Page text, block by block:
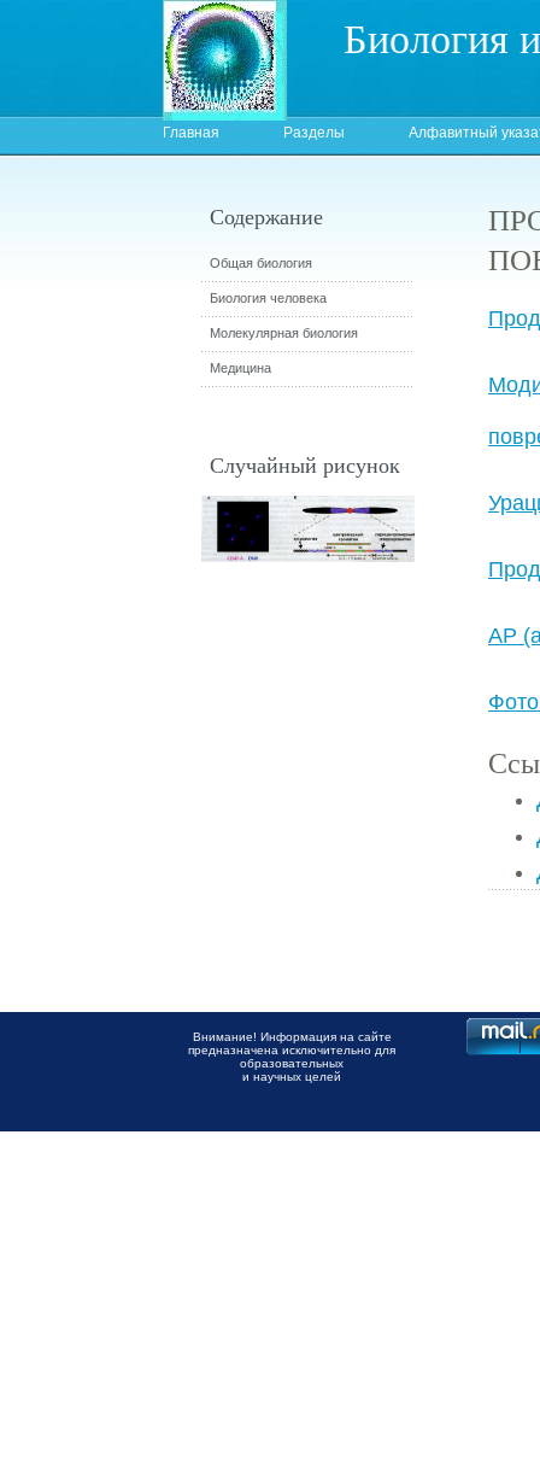
Биология
Главная Разделы Алфавитный
AP
Содержание
Общая биология
Биология человека
Молекулярная биология
Медицина
Случайный рисунок
Внимание! Информация на сайте
предназначена исключительно для
образовательных
и научных целей